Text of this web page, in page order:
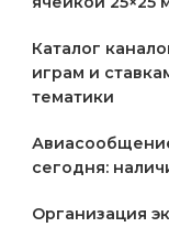
Каталог
играм и
тематики
сегодня:
Организация